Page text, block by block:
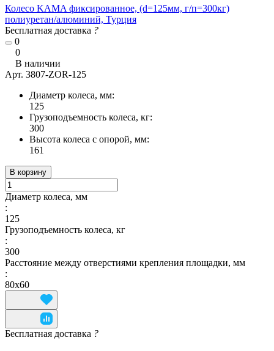
Колесо KAMA фиксированное, (d=125мм, г/п=300кг)
полиуретан/алюминий, Турция
Бесплатная доставка ?
0
0
В наличии
Арт. 3807-ZOR-125
Диаметр колеса, мм:
125
Грузоподъемность колеса, кг:
300
Высота колеса с опорой, мм:
161
В корзину
Диаметр колеса, мм
:
125
Грузоподъемность колеса, кг
:
300
Расстояние между отверстиями крепления площадки, мм
:
80х60
Бесплатная доставка ?